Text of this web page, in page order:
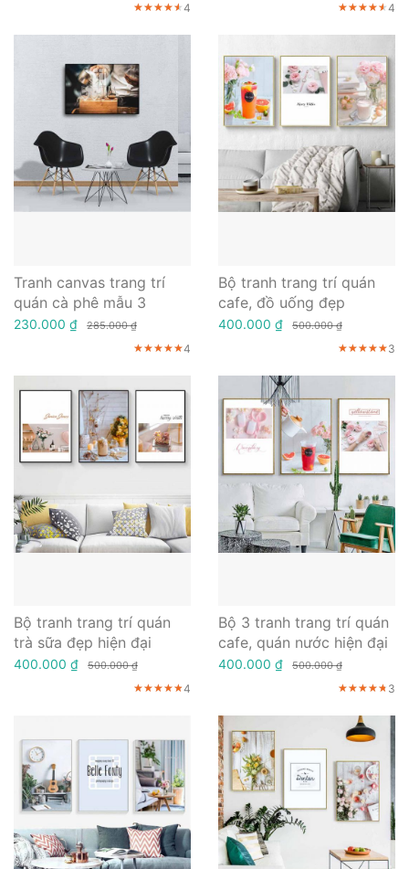
★★★★★
★★★★★
★★★★★4 ★★★★★
★★★★★
★★★★★4
Tranh canvas trang trí
quán cà phê mẫu 3
230.000 ₫ 285.000 ₫
★★★★★
★★★★★
★★★★★4
Bộ tranh trang trí quán
cafe, đồ uống đẹp
400.000 ₫ 500.000 ₫
★★★★★
★★★★★
★★★★★3
Bộ tranh trang trí quán
trà sữa đẹp hiện đại
400.000 ₫ 500.000 ₫
★★★★★
★★★★★
★★★★★4
Bộ 3 tranh trang trí quán
cafe, quán nước hiện đại
400.000 ₫ 500.000 ₫
★★★★★
★★★★★
★★★★★ 3